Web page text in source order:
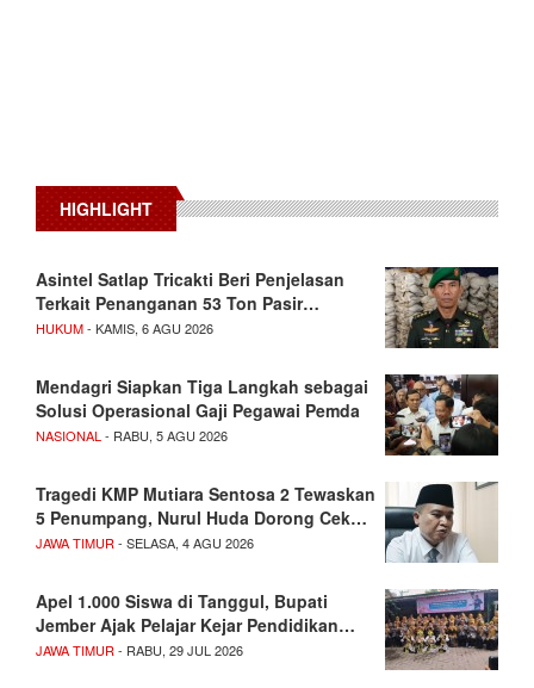
HIGHLIGHT
Asintel Satlap Tricakti Beri Penjelasan
Terkait Penanganan 53 Ton Pasir…
HUKUM- KAMIS, 6 AGU 2026
Mendagri Siapkan Tiga Langkah sebagai
Solusi Operasional Gaji Pegawai Pemda
NASIONAL - RABU, 5 AGU 2026
Tragedi KMP Mutiara Sentosa 2 Tewaskan
5 Penumpang, Nurul Huda Dorong Cek…
JAWA TIMUR - SELASA, 4 AGU 2026
Apel 1.000 Siswa di Tanggul, Bupati
Jember Ajak Pelajar Kejar Pendidikan…
JAWA TIMUR - RABU, 29 JUL 2026